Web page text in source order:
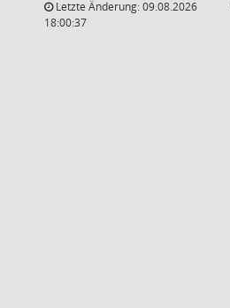
Letzte Änderung: 09.08.2026
18:00:37